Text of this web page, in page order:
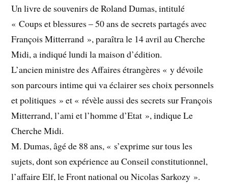
Un livre de souvenirs de Roland Dumas, intitulé
« Coups et blessures – 50 ans de secrets partagés avec
François Mitterrand », paraîtra le 14 avril au Cherche
Midi, a indiqué lundi la maison d’édition.
L’ancien ministre des Affaires étrangères « y dévoile
son parcours intime qui va éclairer ses choix personnels
et politiques » et « révèle aussi des secrets sur François
Mitterrand, l’ami et l’homme d’Etat », indique Le
Cherche Midi.
M. Dumas, âgé de 88 ans, « s’exprime sur tous les
sujets, dont son expérience au Conseil constitutionnel,
l’affaire Elf, le Front national ou Nicolas Sarkozy ».